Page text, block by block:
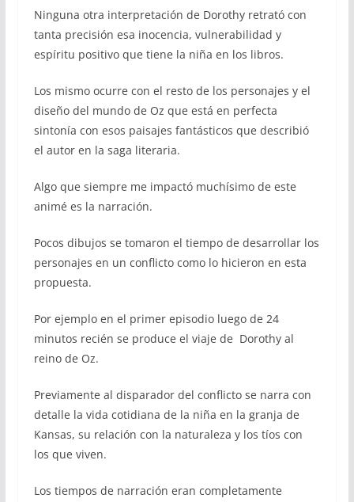
Ninguna otra interpretación de Dorothy retrató con
tanta precisión esa inocencia, vulnerabilidad y
espíritu positivo que tiene la niña en los libros.
Los mismo ocurre con el resto de los personajes y el
diseño del mundo de Oz que está en perfecta
sintonía con esos paisajes fantásticos que describió
el autor en la saga literaria.
Algo que siempre me impactó muchísimo de este
animé es la narración.
Pocos dibujos se tomaron el tiempo de desarrollar los
personajes en un conflicto como lo hicieron en esta
propuesta.
Por ejemplo en el primer episodio luego de 24
minutos recién se produce el viaje de Dorothy al
reino de Oz.
Previamente al disparador del conflicto se narra con
detalle la vida cotidiana de la niña en la granja de
Kansas, su relación con la naturaleza y los tíos con
los que viven.
Los tiempos de narración eran completamente